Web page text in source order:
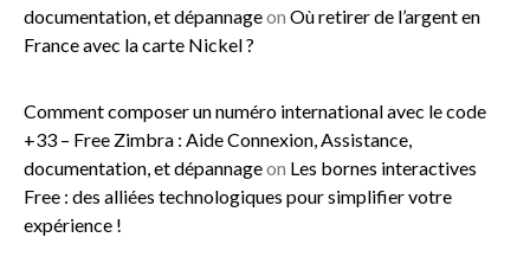
documentation, et dépannageon Où retirer de l’argent en
France avec la carte Nickel ?
Comment composer un numéro international avec le code
+33 – Free Zimbra : Aide Connexion, Assistance,
documentation, et dépannageon Les bornes interactives
Free : des alliées technologiques pour simplifier votre
expérience !